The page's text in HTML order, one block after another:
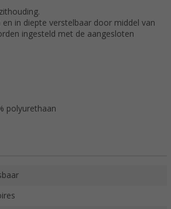
in diepte verstelbaar door middel van
ingesteld met de aangesloten
polyurethaan